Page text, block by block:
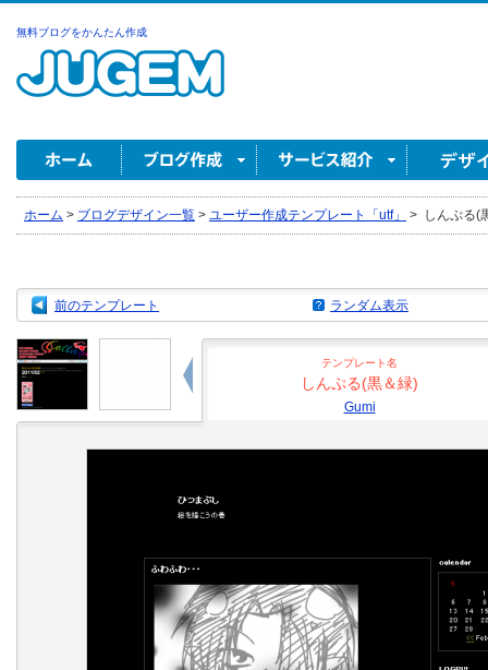
無料ブログをかんたん作成
ホーム > ブログデザイン一覧 > ユーザー作成テンプレート「utf」 > しんぷる(
前のテンプレート ランダム表示
テンプレート名
しんぷる(黒＆緑)
Gumi